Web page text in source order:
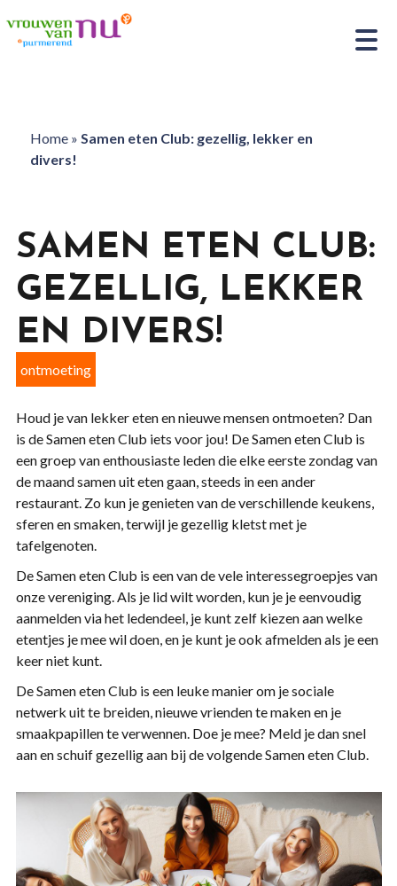
Home» Samen eten Club: gezellig, lekker en
divers!
SAMEN ETEN CLUB:
GEZELLIG, LEKKER
EN DIVERS!
ontmoeting
Houd je van lekker eten en nieuwe mensen ontmoeten? Dan
is de Samen eten Club iets voor jou! De Samen eten Club is
een groep van enthousiaste leden die elke eerste zondag van
de maand samen uit eten gaan, steeds in een ander
restaurant. Zo kun je genieten van de verschillende keukens,
sferen en smaken, terwijl je gezellig kletst met je
tafelgenoten.
De Samen eten Club is een van de vele interessegroepjes van
onze vereniging. Als je lid wilt worden, kun je je eenvoudig
aanmelden via het ledendeel, je kunt zelf kiezen aan welke
etentjes je mee wil doen, en je kunt je ook afmelden als je een
keer niet kunt.
De Samen eten Club is een leuke manier om je sociale
netwerk uit te breiden, nieuwe vrienden te maken en je
smaakpapillen te verwennen. Doe je mee? Meld je dan snel
aan en schuif gezellig aan bij de volgende Samen eten Club.